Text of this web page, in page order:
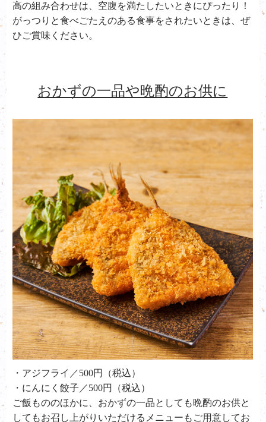
高の組み合わせは、空腹を満たしたいときにぴったり！
がっつりと食べごたえのある食事をされたいときは、ぜ
ひご賞味ください。
おかずの一品や晩酌のお供に
・アジフライ／500円（税込）
・にんにく餃子／500円（税込）
ご飯もののほかに、おかずの一品としても晩酌のお供と
してもお召し上がりいただけるメニューもご用意してお